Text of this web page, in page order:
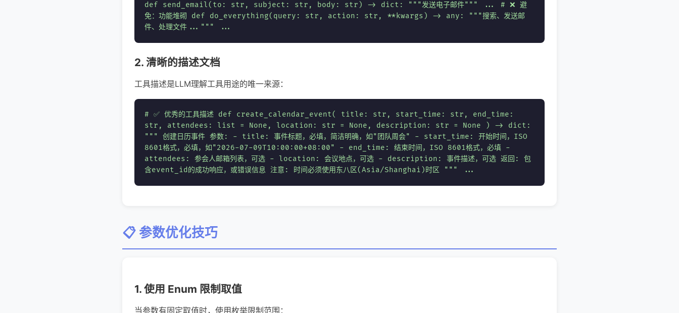
def send_email(to: str, subject: str, body: str) -> dict: """发送电子邮件""" ... # ❌ 避
免：功能堆砌 def do_everything(query: str, action: str, **kwargs) -> any: """搜索、发送邮
件、处理文件...""" ...
2. 清晰的描述文档
工具描述是LLM理解工具用途的唯一来源：
# ✅ 优秀的工具描述 def create_calendar_event( title: str, start_time: str, end_time:
str, attendees: list = None, location: str = None, description: str = None ) -> dict:
""" 创建日历事件 参数: - title: 事件标题，必填，简洁明确，如"团队周会" - start_time: 开始时间，ISO
8601格式，必填，如"2026-07-09T10:00:00+08:00" - end_time: 结束时间，ISO 8601格式，必填 -
attendees: 参会人邮箱列表，可选 - location: 会议地点，可选 - description: 事件描述，可选 返回: 包
含event_id的成功响应，或错误信息 注意: 时间必须使用东八区(Asia/Shanghai)时区 """ ...
📋 参数优化技巧
1. 使用 Enum 限制取值
当参数有固定取值时，使用枚举限制范围：